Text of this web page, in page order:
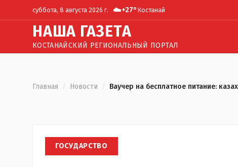
суббота, 8 августа 2026 г. ☁️+27° Костанай
НАША ГАЗЕТА
КОСТАНАЙСКИЙ РЕГИОНАЛЬНЫЙ ПОРТАЛ
Главная / Новости / Ваучер на бесплатное питание:
ГОСУДАРСТВО